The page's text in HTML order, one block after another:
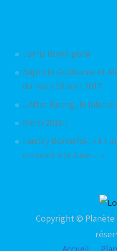
Jorris Romil pisté
Baptiste Guillaume et
du mars 18 avril 2017
L'After Racing, le bilan à
Merci 2016 !
Landry Bonnefoi : « Et
annoncé à la Juve ... »
Copyright © Planète
Accueil